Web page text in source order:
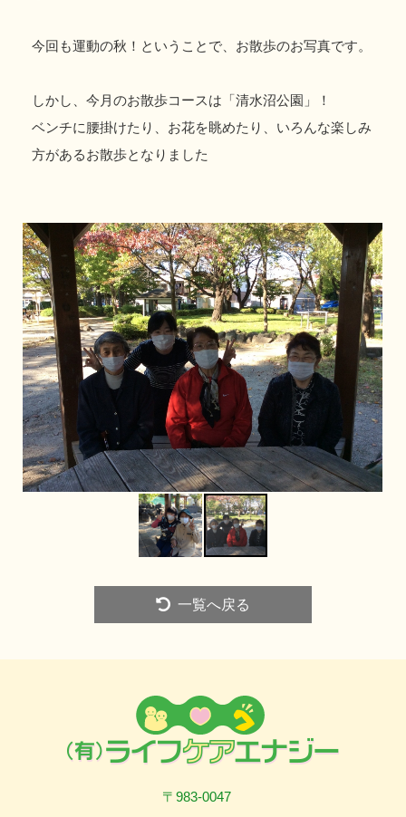
今回も運動の秋！ということで、お散歩のお写真です。
しかし、今月のお散歩コースは「清水沼公園」！
ベンチに腰掛けたり、お花を眺めたり、いろんな楽しみ
方があるお散歩となりました
一覧へ戻る
〒983-0047